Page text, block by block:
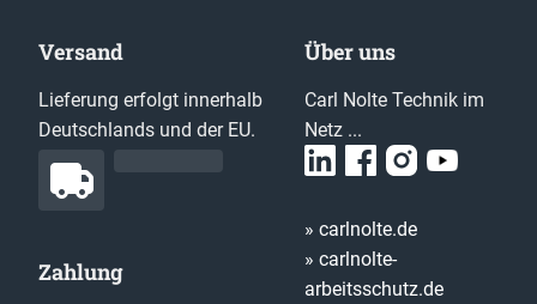
Versand
Lieferung erfolgt innerhalb
Deutschlands und der EU.
Zahlung
Über uns
Carl Nolte Technik im
Netz ...
» carlnolte.de
» carlnolte-
arbeitsschutz.de